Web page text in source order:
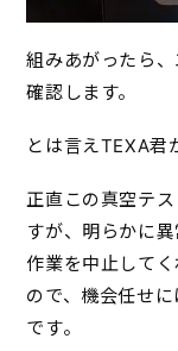
組みあがったら
確認します。
とは言えTEXA君
正直この真空テ
すが、明らかに
作業を中止して
ので、機会任せ
です。